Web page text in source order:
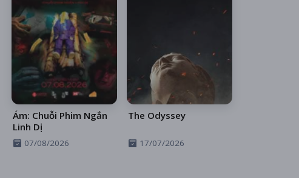
Ám: Chuỗi Phim Ngắn
Linh Dị
07/08/2026
The Odyssey
17/07/2026